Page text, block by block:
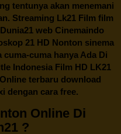
tentunya akan menemani
Streaming Lk21 Film film
web Cinemaindo
21 HD Nonton sinema
cuma-cuma hanya Ada Di
Indonesia Film HD LK21
terbaru download
dengan cara free.
Online Di
?